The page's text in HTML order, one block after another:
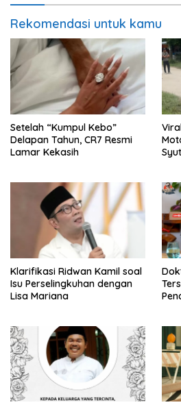
Rekomendasi untuk kamu
Setelah “Kumpul Kebo”
Delapan Tahun, CR7 Resmi
Lamar Kekasih
Klarifikasi Ridwan Kamil soal
Isu Perselingkuhan dengan
Lisa Mariana